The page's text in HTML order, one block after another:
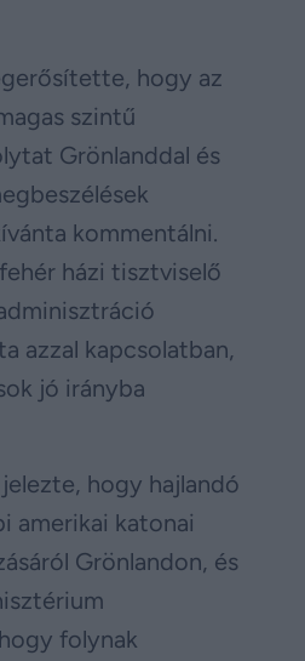
hogy az
szintű
Grönlanddal és
kommentálni.
házi tisztviselő
azzal kapcsolatban,
jó irányba
hogy hajlandó
amerikai katonai
Grönlandon, és
folynak